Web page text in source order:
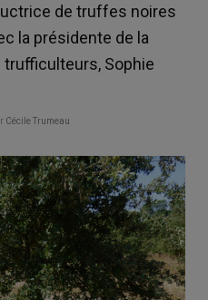
de truffes noires
la présidente de la
trufficulteurs, Sophie
Cécile Trumeau